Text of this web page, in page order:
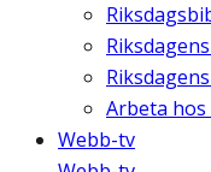
Arbeta hos
Webb-tv